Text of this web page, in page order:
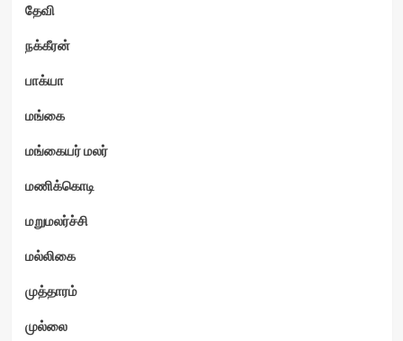
தேவி
நக்கீரன்
பாக்யா
மங்கை
மங்கையர் மலர்
மணிக்கொடி
மறுமலர்ச்சி
மல்லிகை
முத்தாரம்
முல்லை